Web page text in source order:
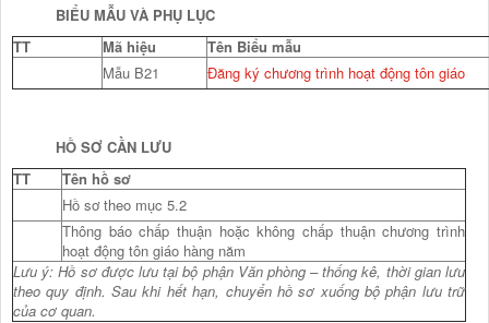
BIỂU MẪU VÀ PHỤ LỤC
TT
Mã hiệu
Tên Biểu mẫu
Mẫu B21
Đăng ký chương trình hoạt động tôn giáo
HỒ SƠ CẦN LƯU
TT
Tên hồ sơ
Hồ sơ theo mục 5.2
Thông báo chấp thuận hoặc không chấp thuận chương trình
hoạt động tôn giáo hàng năm
Lưu ý: Hồ sơ được lưu tại bộ phận Văn phòng – thống kê, thời gian lưu
theo quy định. Sau khi hết hạn, chuyển hồ sơ xuống bộ phận lưu trữ
của cơ quan.